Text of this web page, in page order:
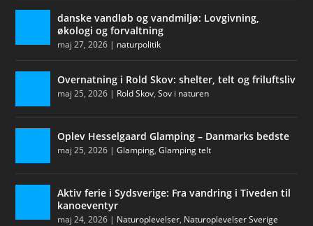
danske vandløb og vandmiljø: Lovgivning,
økologi og forvaltning
maj 27, 2026 | naturpolitik
Overnatning i Rold Skov: shelter, telt og friluftsliv
maj 25, 2026 | Rold Skov,Sov i naturen
Oplev Hesselgaard Glamping – Danmarks bedste
maj 25, 2026 |Glamping,Glamping telt
Aktiv ferie i Sydsverige: Fra vandring i Tiveden til
kanoeventyr
maj 24, 2026 | Naturoplevelser, Naturoplevelser Sverige